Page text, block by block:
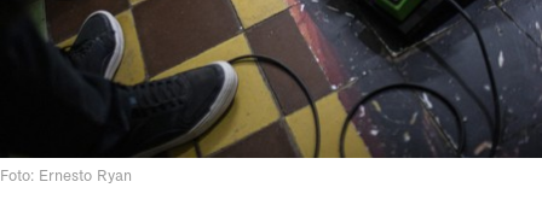
Foto: Ernesto Ryan